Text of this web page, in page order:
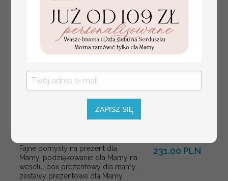
Fajne pomysły na prezent dla
Mamy, podziękowanie dla Mamy na
weselu, box prezentowy dla mamy,
zestawy prezentowe dla Mamy
231.00 PLN
ZAPISZ SIĘ